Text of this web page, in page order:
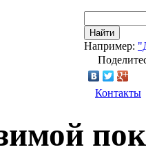
Найти
Например:
Контакты